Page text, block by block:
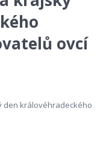
ovcí
den královéhradeckého